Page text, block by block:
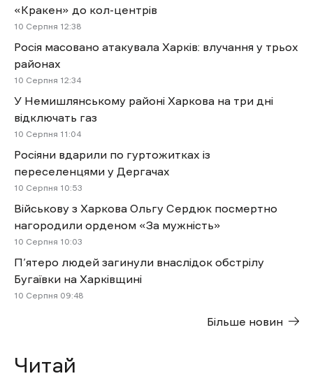
«Кракен» до кол-центрів
10 Cерпня 12:38
Росія масовано атакувала Харків: влучання у трьох
районах
10 Cерпня 12:34
У Немишлянському районі Харкова на три дні
відключать газ
10 Cерпня 11:04
Росіяни вдарили по гуртожитках із
переселенцями у Дергачах
10 Cерпня 10:53
Військову з Харкова Ольгу Сердюк посмертно
нагородили орденом «За мужність»
10 Cерпня 10:03
П’ятеро людей загинули внаслідок обстрілу
Бугаївки на Харківщині
10 Cерпня 09:48
Більше новин
Читай